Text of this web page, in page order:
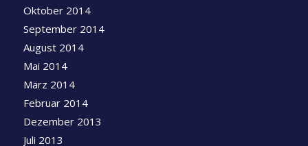
Oktober 2014
September 2014
August 2014
Mai 2014
März 2014
Februar 2014
Dezember 2013
Juli 2013